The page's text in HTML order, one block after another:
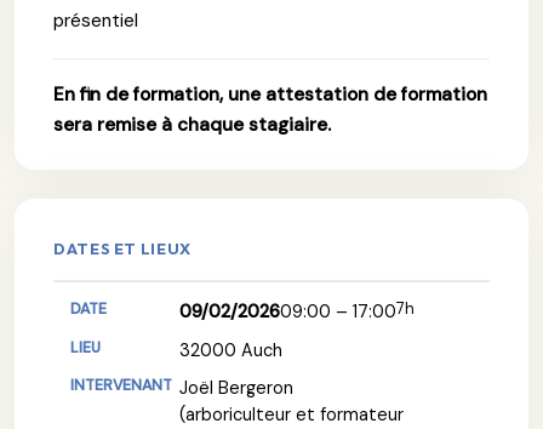
présentiel
En fin de formation, une attestation de formation
sera remise à chaque stagiaire.
DATES ET LIEUX
09/02/202609:00 – 17:007h
32000 Auch
Joël Bergeron
(arboriculteur et formateur